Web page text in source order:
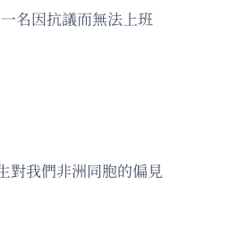
名因抗議而無法上班
對我們非洲同胞的偏見